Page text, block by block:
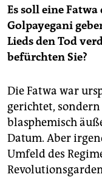
Es soll eine
Golpayegani
Lieds den Tod
befürchten Sie?
Die Fatwa war
gerichtet,
blasphemisch
Datum. Aber
Umfeld des